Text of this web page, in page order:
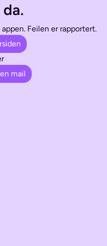
Feilen er rapportert.
mail